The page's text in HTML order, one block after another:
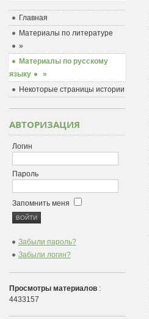
Главная
Материалы по литературе
»
Материалы по русскому
языку
»
Некоторые страницы истории
АВТОРИЗАЦИЯ
Логин
Пароль
Запомнить меня
Забыли пароль?
Забыли логин?
Просмотры материалов:
4433157